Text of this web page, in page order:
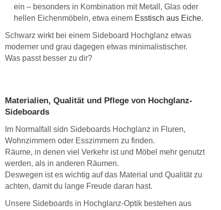
ein – besonders in Kombination mit Metall, Glas oder
hellen Eichenmöbeln, etwa einem Esstisch aus Eiche.
Schwarz wirkt bei einem Sideboard Hochglanz etwas
moderner und grau dagegen etwas minimalistischer.
Was passt besser zu dir?
Materialien, Qualität und Pflege von Hochglanz-
Sideboards
Im Normalfall sidn Sideboards Hochglanz in Fluren,
Wohnzimmern oder Esszimmern zu finden.
Räume, in denen viel Verkehr ist und Möbel mehr genutzt
werden, als in anderen Räumen.
Deswegen ist es wichtig auf das Material und Qualität zu
achten, damit du lange Freude daran hast.
Unsere Sideboards in Hochglanz-Optik bestehen aus